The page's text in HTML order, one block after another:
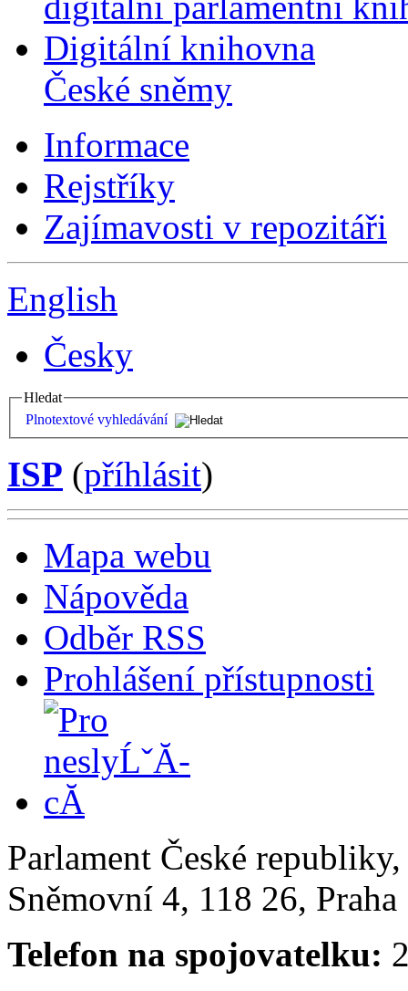
Digitální knihovna
České sněmy
Informace
Rejstříky
Zajímavosti v repozitáři
English
Česky
Hledat
Plnotextové vyhledávání
ISP (příhlásit)
Mapa webu
Nápověda
Odběr RSS
Prohlášení přístupnosti
Parlament České
Sněmovní 4, 118 26,
Telefon na spojovatelku: